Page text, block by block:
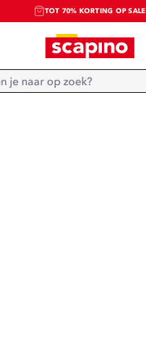
TOT 70% KORTING OP SALE
SALE: LAATSTE KANS!
SHOP NIEUW
Home